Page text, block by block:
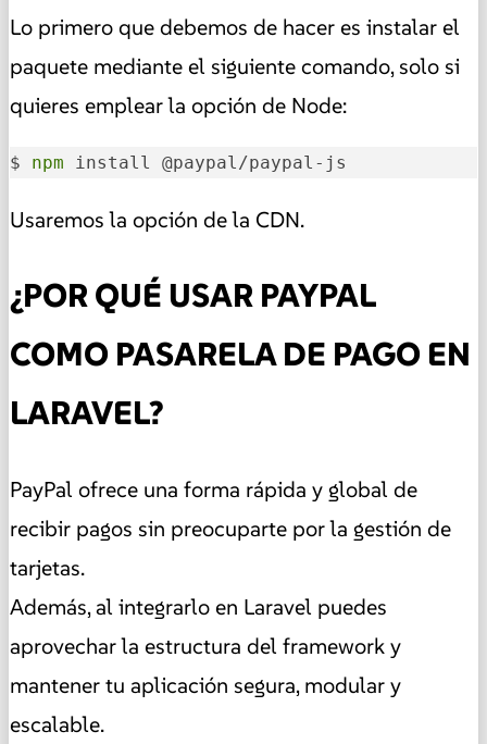
Lo primero que debemos de hacer es instalar el
paquete mediante el siguiente comando, solo si
quieres emplear la opción de Node:
$ npm install @paypal/paypal-js
Usaremos la opción de la CDN.
¿POR QUÉ USAR PAYPAL
COMO PASARELA DE PAGO EN
LARAVEL?
PayPal ofrece una forma rápida y global de
recibir pagos sin preocuparte por la gestión de
tarjetas.
Además, al integrarlo en Laravel puedes
aprovechar la estructura del framework y
mantener tu aplicación segura, modular y
escalable.